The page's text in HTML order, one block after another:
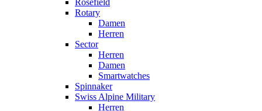
Rosefield
Rotary
Damen
Herren
Sector
Herren
Damen
Smartwatches
Spinnaker
Swiss Alpine Military
Herren